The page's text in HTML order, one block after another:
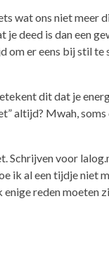
wat ons niet
deed is dan een
er eens bij stil te
dit dat je
altijd? Mwah, soms
Schrijven voor
ik al een tijdje
reden moeten